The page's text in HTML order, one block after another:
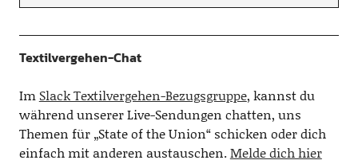
Textilvergehen-Chat
Im Slack Textilvergehen-Bezugsgruppe, kannst du
während unserer Live-Sendungen chatten, uns
Themen für „State of the Union“ schicken oder dich
einfach mit anderen austauschen.Melde dich hier